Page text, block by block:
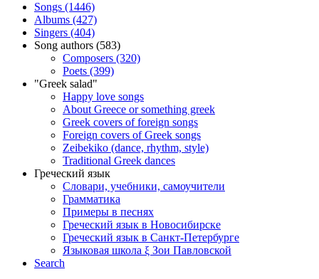
Songs (1446)
Albums (427)
Singers (404)
Song authors (583)
Composers (320)
Poets (399)
"Greek salad"
Happy love songs
About Greece or something greek
Greek covers of foreign songs
Foreign covers of Greek songs
Zeibekiko (dance, rhythm, style)
Traditional Greek dances
Греческий язык
Словари, учебники, самоучители
Грамматика
Примеры в песнях
Греческий язык в Новосибирске
Греческий язык в Санкт-Петербурге
Языковая школа ξ Зои Павловской
Search